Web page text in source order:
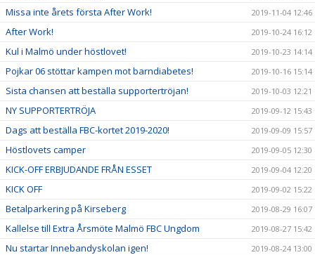
Missa inte årets första After Work! 2019-11-04 12:46
After Work! 2019-10-24 16:12
Kul i Malmö under höstlovet! 2019-10-23 14:14
Pojkar 06 stöttar kampen mot barndiabetes! 2019-10-16 15:14
Sista chansen att beställa supportertröjan! 2019-10-03 12:21
NY SUPPORTERTRÖJA 2019-09-12 15:43
Dags att beställa FBC-kortet 2019-2020! 2019-09-09 15:57
Höstlovets camper 2019-09-05 12:30
KICK-OFF ERBJUDANDE FRÅN ESSET 2019-09-04 12:20
KICK OFF 2019-09-02 15:22
Betalparkering på Kirseberg 2019-08-29 16:07
Kallelse till Extra Årsmöte Malmö FBC Ungdom 2019-08-27 15:42
Nu startar Innebandyskolan igen! 2019-08-24 13:00